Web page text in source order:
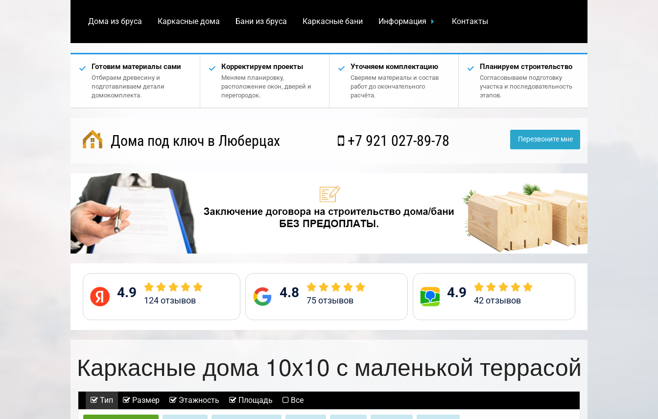
Дома из бруса Каркасные дома Бани из бруса Каркасные бани Информация Контакты
Готовим материалы сами
Отбираем древесину и
подготавливаем детали
домокомплекта.
Корректируем проекты
Меняем планировку,
расположение окон, дверей и
перегородок.
Уточняем комплектацию
Сверяем материалы и состав
работ до окончательного
расчёта.
Планируем строительство
Согласовываем подготовку
участка и последовательность
этапов.
Дома под ключ в Люберцах +7 921 027-89-78 Перезвоните мне
4.9 124отзывов 4.8 75отзывов 4.9 42отзывов
Каркасные дома 10х10 с маленькой террасой
Тип Размер Этажность Площадь Все